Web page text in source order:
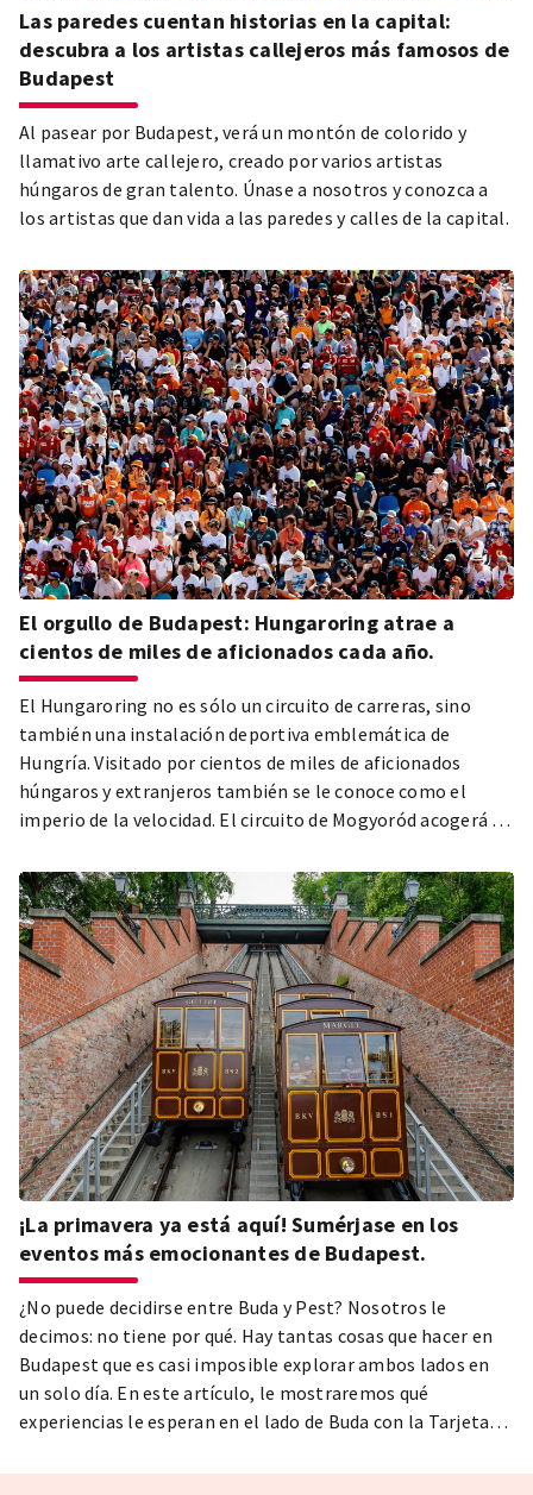
Las paredes cuentan historias en la capital:
descubra a los artistas callejeros más famosos de
Budapest
Al pasear por Budapest, verá un montón de colorido y
llamativo arte callejero, creado por varios artistas
húngaros de gran talento. Únase a nosotros y conozca a
los artistas que dan vida a las paredes y calles de la capital.
El orgullo de Budapest: Hungaroring atrae a
cientos de miles de aficionados cada año.
El Hungaroring no es sólo un circuito de carreras, sino
también una instalación deportiva emblemática de
Hungría. Visitado por cientos de miles de aficionados
húngaros y extranjeros también se le conoce como el
imperio de la velocidad. El circuito de Mogyoród acogerá el
este motivo entrevistamos a Zsolt Gyulay, Presidente y
Director General de Hungaroring Sport Zrt.
¡La primavera ya está aquí! Sumérjase en los
eventos más emocionantes de Budapest.
¿No puede decidirse entre Buda y Pest? Nosotros le
decimos: no tiene por qué. Hay tantas cosas que hacer en
Budapest que es casi imposible explorar ambos lados en
un solo día. En este artículo, le mostraremos qué
experiencias le esperan en el lado de Buda con la Tarjeta